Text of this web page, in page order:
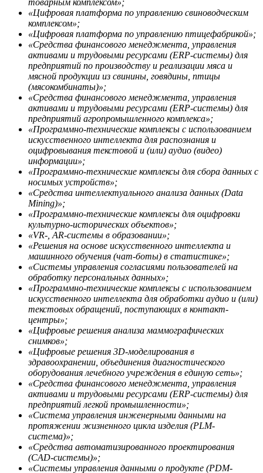
«Цифровая платформа по управлению свиноводческим
комплексом»;
«Цифровая платформа по управлению птицефабрикой»;
«Средства финансового менеджмента, управления
активами и трудовыми ресурсами (ERP-системы) для
предприятий по производству и реализации мяса и
мясной продукции из свинины, говядины, птицы
(мясокомбинаты)»;
«Средства финансового менеджмента, управления
активами и трудовыми ресурсами (ERP-системы) для
предприятий агропромышленного комплекса»;
«Программно-технические комплексы с использованием
искусственного интеллекта для распознания и
оцифровывания текстовой и (или) аудио (видео)
информации»;
«Программно-технические комплексы для сбора данных с
носимых устройств»;
«Средства интеллектуального анализа данных (Data
Mining)»;
«Программно-технические комплексы для оцифровки
культурно-исторических объектов»;
«VR-, AR-системы в образовании»;
«Решения на основе искусственного интеллекта и
машинного обучения (чат-боты) в статистике»;
«Системы управления согласиями пользователей на
обработку персональных данных»;
«Программно-технические комплексы с использованием
искусственного интеллекта для обработки аудио и (или)
текстовых обращений, поступающих в контакт-
центры»;
«Цифровые решения анализа маммографических
снимков»;
«Цифровые решения 3D-моделирования в
здравоохранении, объединения диагностического
оборудования лечебного учреждения в единую сеть»;
«Средства финансового менеджмента, управления
активами и трудовыми ресурсами (ERP-системы) для
предприятий легкой промышленности»;
«Система управления инженерными данными на
протяжении жизненного цикла изделия (PLM-
система)»;
«Средства автоматизированного проектирования
(CAD-системы)»;
«Системы управления данными о продукте (PDM-